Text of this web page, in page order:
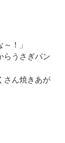
！」
らうさぎパン
さん焼きあが